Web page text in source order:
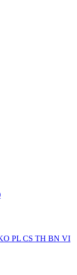
PL CS TH BN VI